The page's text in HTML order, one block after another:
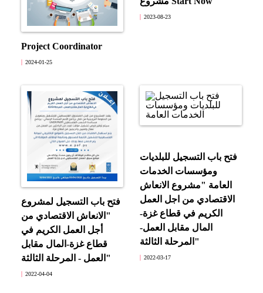
Project Coordinator
2024-01-25
2023-08-23
فتح باب التسجيل لمشروع
"الانعاش الاقتصادي من
أجل العمل الكريم في
قطاع غزة-المال مقابل
العمل - المرحلة الثالثة"
2022-04-04
فتح باب التسجيل للبلديات
ومؤسسات الخدمات
العامة "مشروع الانعاش
الاقتصادي من اجل العمل
الكريم في قطاع غزة-
المال مقابل العمل-
المرحلة الثالثة"
2022-03-17